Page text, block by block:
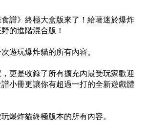
譜》終極大盒版來了！給著迷於爆炸
的進階混合版！
遊玩爆炸貓的所有內容。
更是收錄了所有擴充內最受玩家歡迎
小冊更讓你有超過一打的全新遊戲體
爆炸貓終極版本的所有內容。